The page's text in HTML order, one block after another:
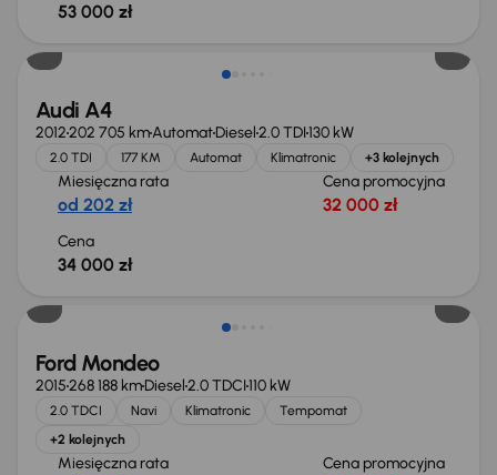
53 000 zł
Audi A4
2012202 705 kmAutomatDiesel2.0 TDI130 kW
2.0 TDI 177 KM Automat Klimatronic +3 kolejnych
Miesięczna rata
od 202 zł
Cena promocyjna
32 000 zł
Cena
34 000 zł
Ford Mondeo
2015268 188 kmDiesel2.0 TDCI110 kW
2.0 TDCI Navi Klimatronic
Tempomat
+2 kolejnych
Miesięczna rata Cena promocyjna